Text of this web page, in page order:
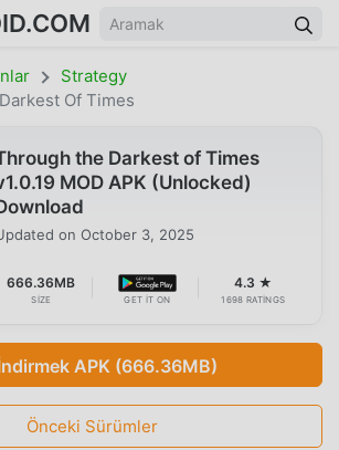
Strategy
Of Times
the Darkest of Times
MOD APK (Unlocked)
on October 3, 2025
666.36MB
SIZE GET IT ON
4.3 ★
1698 RATINGS
APK (666.36MB)
Önceki Sürümler